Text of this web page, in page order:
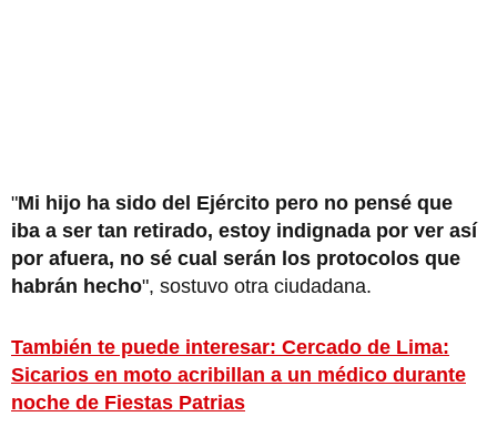
"Mi hijo ha sido del Ejército pero no pensé que
iba a ser tan retirado, estoy indignada por ver así
por afuera, no sé cual serán los protocolos que
habrán hecho", sostuvo otra ciudadana.
También te puede interesar: Cercado de Lima:
Sicarios en moto acribillan a un médico durante
noche de Fiestas Patrias